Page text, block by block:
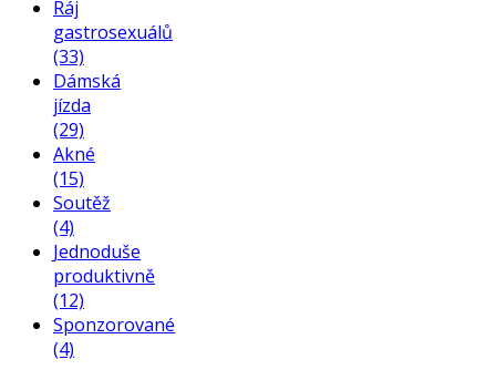
Ráj
gastrosexuálů
(33)
Dámská
jízda
(29)
Akné
(15)
Soutěž
(4)
Jednoduše
produktivně
(12)
Sponzorované
(4)